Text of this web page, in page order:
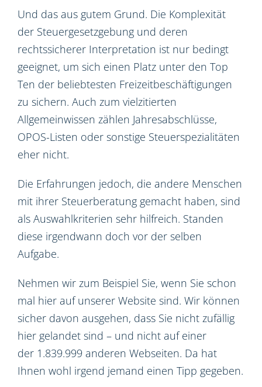
Und das aus gutem Grund. Die Komplexität
der Steuergesetzgebung und deren
rechtssicherer Interpretation ist nur bedingt
geeignet, um sich einen Platz unter den Top
Ten der beliebtesten Freizeitbeschäftigungen
zu sichern. Auch zum vielzitierten
Allgemeinwissen zählen Jahresabschlüsse,
OPOS-Listen oder sonstige Steuerspezialitäten
eher nicht.
Die Erfahrungen jedoch, die andere Menschen
mit ihrer Steuerberatung gemacht haben, sind
als Auswahlkriterien sehr hilfreich. Standen
diese irgendwann doch vor der selben
Aufgabe.
Nehmen wir zum Beispiel Sie, wenn Sie schon
mal hier auf unserer Website sind. Wir können
sicher davon ausgehen, dass Sie nicht zufällig
hier gelandet sind – und nicht auf einer
der 1.839.999 anderen Webseiten. Da hat
Ihnen wohl irgend jemand einen Tipp gegeben.